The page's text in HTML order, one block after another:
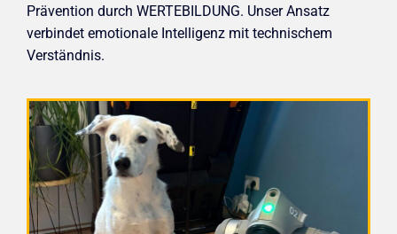
Prävention durch WERTEBILDUNG. Unser Ansatz
verbindet emotionale Intelligenz mit technischem
Verständnis.